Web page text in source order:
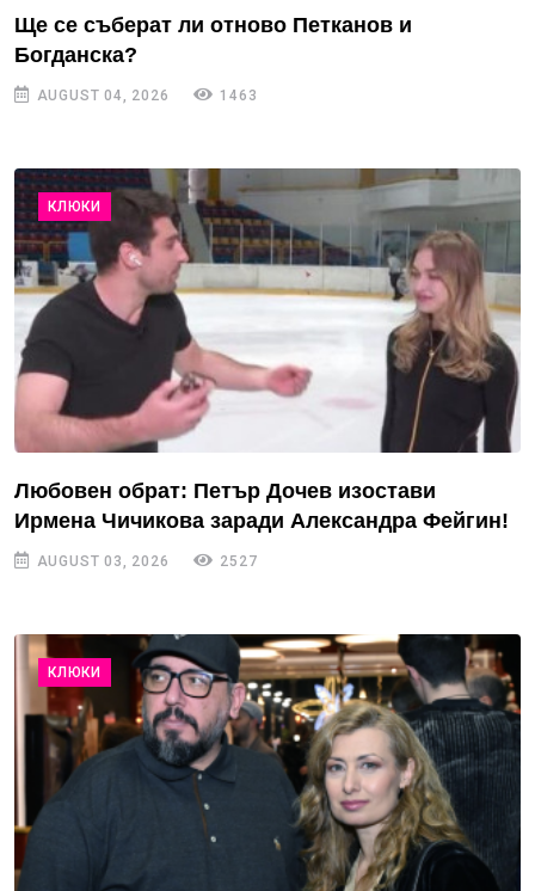
Ще се съберат ли отново Петканов и
Богданска?
AUGUST 04, 2026 1463
КЛЮКИ
Любовен обрат: Петър Дочев изостави
Ирмена Чичикова заради Александра Фейгин!
AUGUST 03, 2026 2527
КЛЮКИ